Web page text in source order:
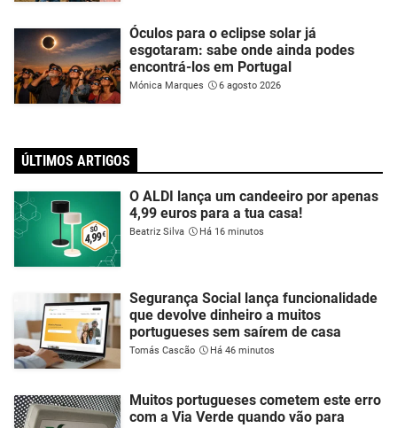
Óculos para o eclipse solar já
esgotaram: sabe onde ainda podes
encontrá-los em Portugal
Mónica Marques 6 agosto 2026
ÚLTIMOS ARTIGOS
O ALDI lança um candeeiro por apenas
4,99 euros para a tua casa!
Beatriz Silva Há 16 minutos
Segurança Social lança funcionalidade
que devolve dinheiro a muitos
portugueses sem saírem de casa
Tomás Cascão Há 46 minutos
Muitos portugueses cometem este erro
com a Via Verde quando vão para